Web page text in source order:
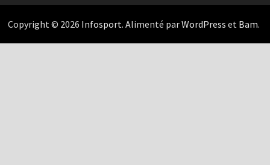
Copyright © 2026 Infosport. Alimenté parWordPress et Bam.